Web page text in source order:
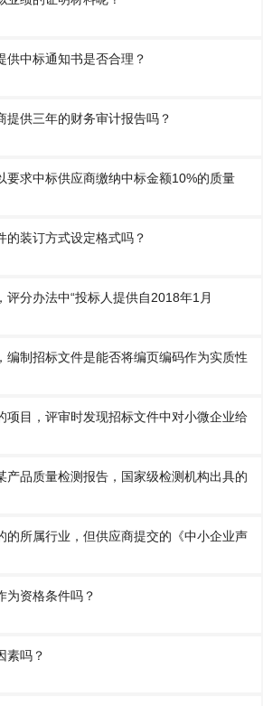
供中标通知书是否合理？
提供三年的财务审计报告吗？
要求中标供应商缴纳中标金额10%的质量
的装订方式设定格式吗？
评分办法中“投标人提供自2018年1月
编制招标文件是能否将编页编码作为实质性
项目，评审时发现招标文件中对小微企业给
产品质量检测报告，国家级检测机构出具的
的所属行业，但供应商提交的《中小企业声
为资格条件吗？
素吗？